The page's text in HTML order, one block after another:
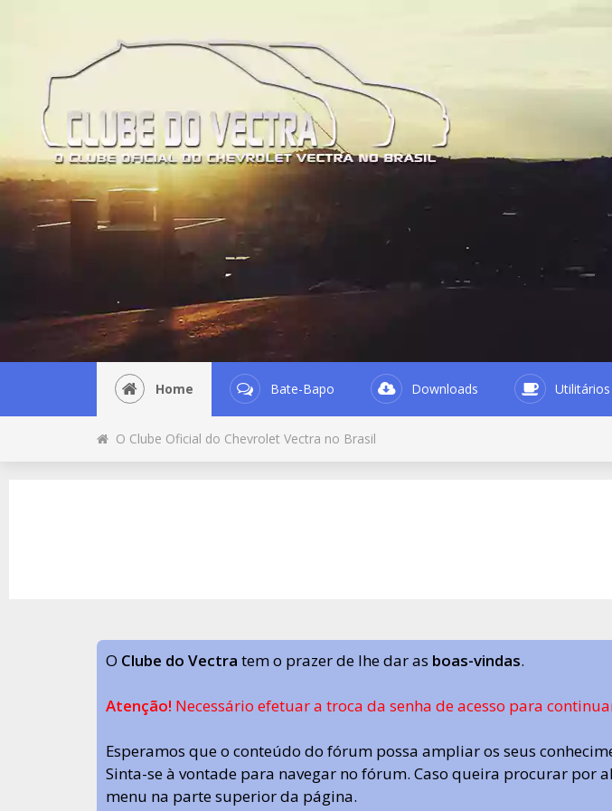
Home Bate-Bapo Downloads Utilitários
O Clube Oficial do Chevrolet Vectra no Brasil
O Clube do Vectra tem o prazer de lhe dar as boas-vindas.
Atenção! Necessário efetuar a troca da senha de acesso para
Esperamos que o conteúdo do fórum possa ampliar os seus
Sinta-se à vontade para navegar no fórum. Caso queira procurar por
menu na parte superior da página.